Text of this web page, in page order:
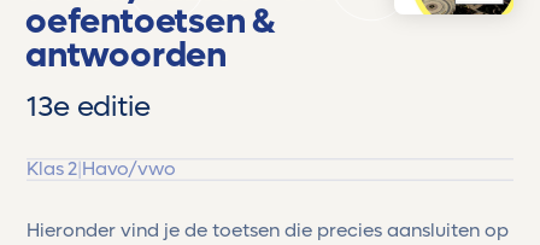
oefentoetsen &
antwoorden
13e editie
Klas 2|Havo/vwo
Hieronder vind je de toetsen die precies aansluiten op